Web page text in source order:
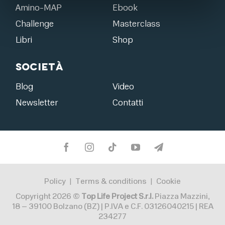
Amino-MAP
Ebook
Challenge
Masterclass
Libri
Shop
Società
Blog
Video
Newsletter
Contatti
Policy | Terms & conditions | Cookie
Copyright 2026 © Top Life Project S.r.l.Piazza Mazzini,
18 – 39100 Bolzano (BZ) | P.IVA e C.F. 03126040215 | REA
234277